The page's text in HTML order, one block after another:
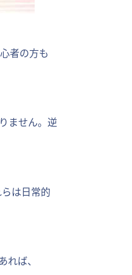
者の方も
ません。逆
は日常的
ば、